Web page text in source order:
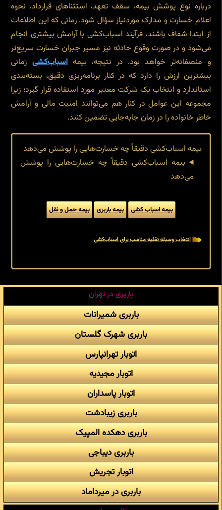
درباره نوع پوشش بیمه، سقف تعهد، استثناهای قرارداد، نحوه
اعلام خسارت و مدارک موردنیاز سؤال شود. زمانی که این اطلاعات
از ابتدا شفاف باشند، فرآیند اسباب‌کشی با آرامش بیشتری انجام
می‌شود و در صورت وقوع حادثه نیز مسیر جبران خسارت سریع‌تر
و منصفانه‌تر خواهد بود. در نتیجه، بیمهاسباب‌کشی زمانی
بیشترین ارزش را دارد که در کنار برنامه‌ریزی دقیق، بسته‌بندی
استاندارد و انتخاب یک شرکت معتبر مورد استفاده قرار گیرد؛ زیرا
مجموعه این عوامل در کنار هم می‌توانند امنیت مالی و آرامش
خاطر خانواده را در زمان جابه‌جایی تضمین کنند.
بیمه اسباب‌کشی دقیقاً چه خسارت‌هایی را پوشش می‌دهد
بیمه اسباب‌کشی دقیقاً چه خسارت‌هایی را پوشش
می‌دهد
بیمه اسباب کشی بیمه باربری بیمه حمل و نقل
انتخاب وسیله نقلیه مناسب برای اسباب‌کشی
باربری در تهران
باربری شمیرانات
باربری شهرک گلستان
اتوبار تهرانپارس
اتوبار مجیدیه
اتوبار پاسداران
باربری زیبادشت
باربری دهکده المپیک
باربری دیباجی
اتوبار تجریش
باربری در میرداماد